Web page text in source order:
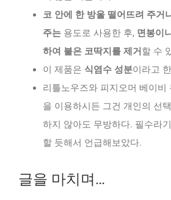
코 안에 한 방울 떨어뜨려 주거
주는 용도로 사용한 후, 면봉이
하여 불은 코딱지를 제거 할 수
이 제품은 식염수 성분이라고
리틀노우즈와 피지오머 베이비
을 이용하시든 그건 개인의 선
하지 않아도 무방하다. 필수라
할 듯해서 언급해보았다.
글을 마치며…